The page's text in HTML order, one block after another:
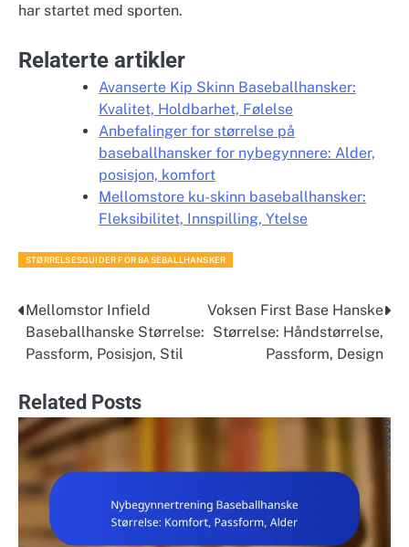
har startet med sporten.
Relaterte artikler
Avanserte Kip Skinn Baseballhansker:
Kvalitet, Holdbarhet, Følelse
Anbefalinger for størrelse på
baseballhansker for nybegynnere: Alder,
posisjon, komfort
Mellomstore ku-skinn baseballhansker:
Fleksibilitet, Innspilling, Ytelse
STØRRELSESGUIDER FOR BASEBALLHANSKER
Post
navigation
Mellomstor Infield
Baseballhanske Størrelse:
Passform, Posisjon, Stil
Voksen First Base Hanske
Størrelse: Håndstørrelse,
Passform, Design
Related Posts